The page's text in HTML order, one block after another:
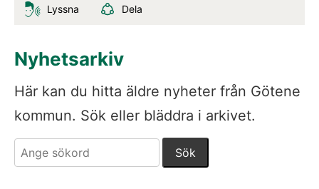
Lyssna Dela
Nyhetsarkiv
Här kan du hitta äldre nyheter från Götene
kommun. Sök eller bläddra i arkivet.